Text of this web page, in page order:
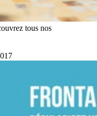
tous nos